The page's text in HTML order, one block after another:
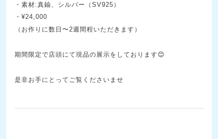
・素材:真鍮、シルバー（SV925）
・¥24,000
（お作りに数日〜2週間程いただきます）
期間限定で店頭にて現品の展示をしております😊
是非お手にとってご覧くださいませ